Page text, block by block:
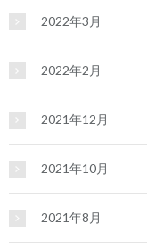
2022年3月
2022年2月
2021年12月
2021年10月
2021年8月